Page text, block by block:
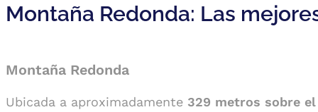
Montaña Redonda: Las
Montaña Redonda
Ubicada a aproximadamente 329 metros sobre